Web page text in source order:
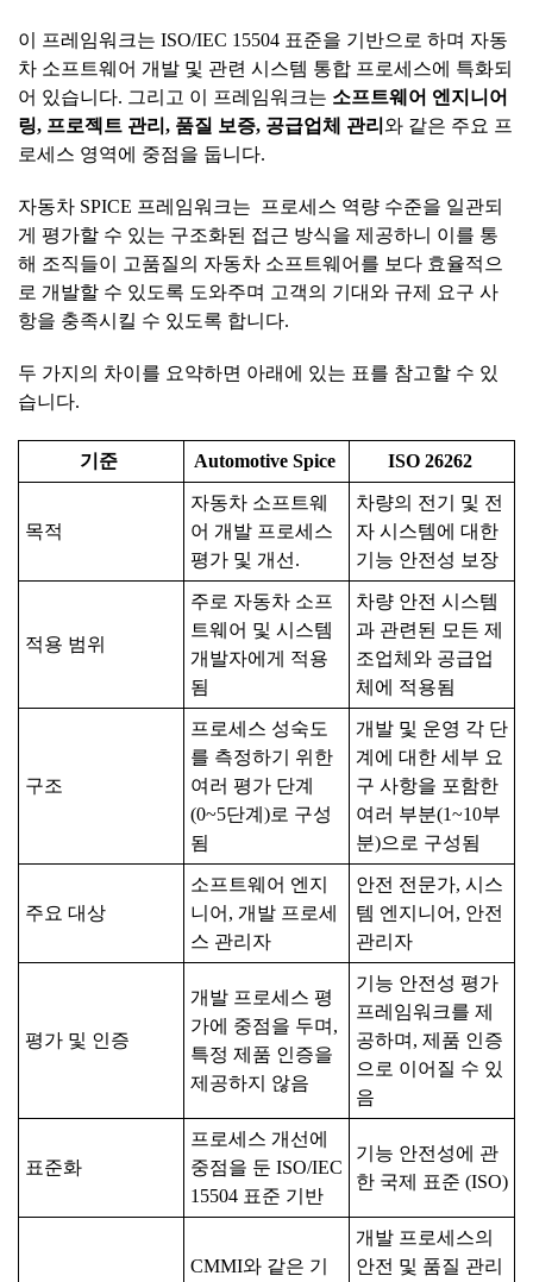
이 프레임워크는 ISO/IEC 15504 표준을 기반으로 하며 자동
차 소프트웨어 개발 및 관련 시스템 통합 프로세스에 특화되
어 있습니다. 그리고 이 프레임워크는 소프트웨어 엔지니어
링, 프로젝트 관리 , 품질 보증, 공급업체 관리 와 같은 주요 프
로세스 영역에 중점을 둡니다.
자동차 SPICE 프레임워크는 프로세스 역량 수준을 일관되
게 평가할 수 있는 구조화된 접근 방식을 제공하니 이를 통
해 조직들이 고품질의 자동차 소프트웨어를 보다 효율적으
로 개발할 수 있도록 도와주며 고객의 기대와 규제 요구 사
항을 충족시킬 수 있도록 합니다.
두 가지의 차이를 요약하면 아래에 있는 표를 참고할 수 있
습니다.
기준 Automotive Spice ISO 26262
목적
자동차 소프트웨
어 개발 프로세스
평가 및 개선.
차량의 전기 및 전
자 시스템에 대한
기능 안전성 보장
적용 범위
주로 자동차 소프
트웨어 및 시스템
개발자에게 적용
됨
차량 안전 시스템
과 관련된 모든 제
조업체와 공급업
체에 적용됨
구조
프로세스 성숙도
를 측정하기 위한
여러 평가 단계
(0~5단계)로 구성
됨
개발 및 운영 각 단
계에 대한 세부 요
구 사항을 포함한
여러 부분(1~10부
분)으로 구성됨
주요 대상
소프트웨어 엔지
니어, 개발 프로세
스 관리자
안전 전문가, 시스
템 엔지니어, 안전
관리자
평가 및 인증
개발 프로세스 평
가에 중점을 두며,
특정 제품 인증을
제공하지 않음
기능 안전성 평가
프레임워크를 제
공하며, 제품 인증
으로 이어질 수 있
음
표준화
프로세스 개선에
중점을 둔 ISO/IEC
15504 표준 기반
기능 안전성에 관
한 국제 표준 (ISO)
CMMI와 같은 기
개발 프로세스의
안전 및 품질 관리